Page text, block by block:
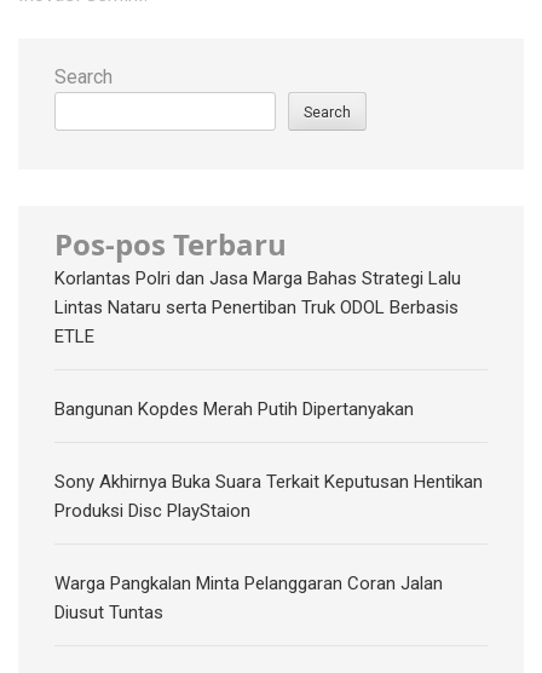
Search
Search
Pos-pos Terbaru
Korlantas Polri dan Jasa Marga Bahas Strategi Lalu
Lintas Nataru serta Penertiban Truk ODOL Berbasis
ETLE
Bangunan Kopdes Merah Putih Dipertanyakan
Sony Akhirnya Buka Suara Terkait Keputusan Hentikan
Produksi Disc PlayStaion
Warga Pangkalan Minta Pelanggaran Coran Jalan
Diusut Tuntas